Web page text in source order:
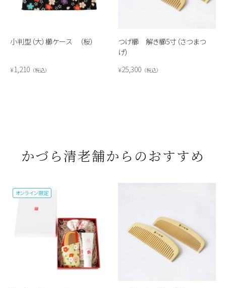
小判型（大）櫛ケース （桜）
¥1,210 税込
つげ櫛 解き櫛5寸（さつまつ
げ）
¥25,300 税込
かづら清老舗からのおすすめ
オンライン限定